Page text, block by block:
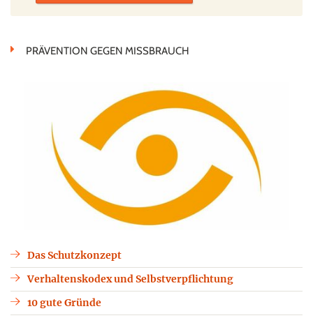
PRÄVENTION GEGEN MISSBRAUCH
Das Schutzkonzept
Verhaltenskodex und Selbstverpflichtung
10 gute Gründe